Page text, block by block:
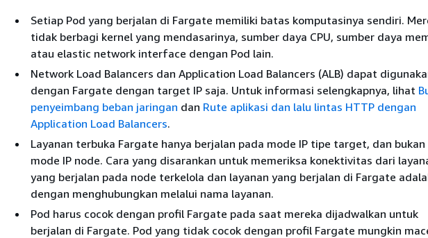
Setiap Pod yang berjalan di Fargate memiliki batas komputasinya sendiri.
tidak berbagi kernel yang mendasarinya, sumber daya CPU, sumber daya
atau elastic network interface dengan Pod lain.
Network Load Balancers dan Application Load Balancers (ALB) dapat
dengan Fargate dengan target IP saja. Untuk informasi selengkapnya, lihat
penyeimbang beban jaringan dan Rute aplikasi dan lalu lintas HTTP dengan
Application Load Balancers.
Layanan terbuka Fargate hanya berjalan pada mode IP tipe target, dan bukan
mode IP node. Cara yang disarankan untuk memeriksa konektivitas dari
yang berjalan pada node terkelola dan layanan yang berjalan di Fargate
dengan menghubungkan melalui nama layanan.
Pod harus cocok dengan profil Fargate pada saat mereka dijadwalkan untuk
berjalan di Fargate. Pod yang tidak cocok dengan profil Fargate mungkin